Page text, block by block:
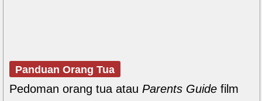
Panduan Orang Tua
Pedoman orang tua atau Parents Guide film